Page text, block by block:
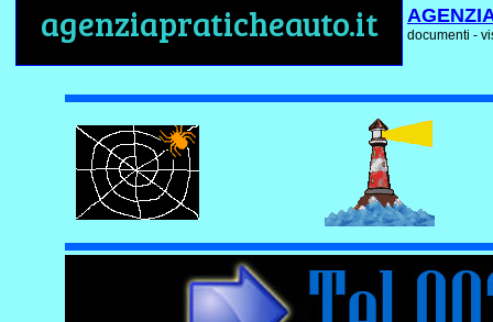
agenziapraticheauto.it documenti -